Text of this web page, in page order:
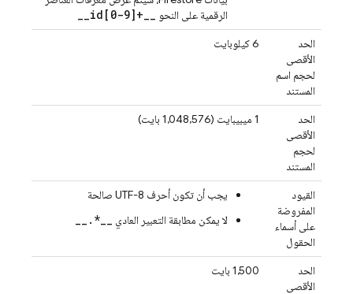
الرقمية على النحو __id[0-9]+__
الحد
الأقصى
لحجم اسم
المستند
‫6 كيلوبايت
الحد
الأقصى
لحجم
المستند
‫1 ميبيبايت (1,048,576 بايت)
القيود
المفروضة
على أسماء
الحقول
يجب أن تكون أحرف UTF-8 صالحة
لا يمكن مطابقة التعبير العادي __.*__
الحد
الأقصى
‫1,500 بايت